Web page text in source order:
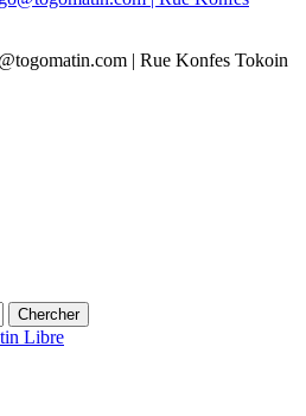
| Rue Konfes Tokoin